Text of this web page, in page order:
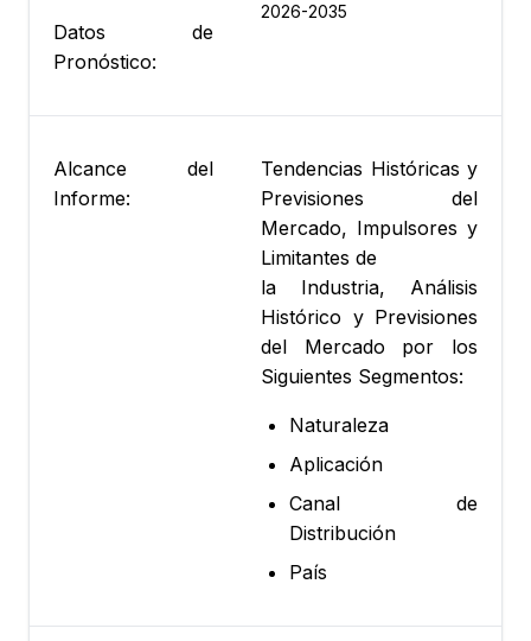
Datos de
Pronóstico:
2026-2035
Alcance del
Informe:
Tendencias Históricas y
Previsiones del
Mercado, Impulsores y
Limitantes de
la Industria, Análisis
Histórico y Previsiones
del Mercado por los
Siguientes Segmentos:
Naturaleza
Aplicación
Canal de
Distribución
País